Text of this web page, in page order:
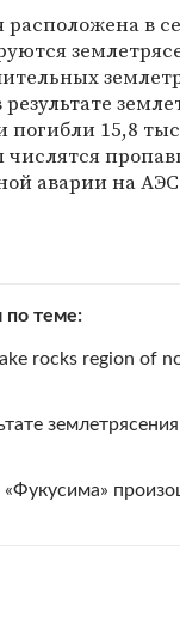
расположена в
результате
погибли 15,8
числятся
аварии на
теме
rocks region of